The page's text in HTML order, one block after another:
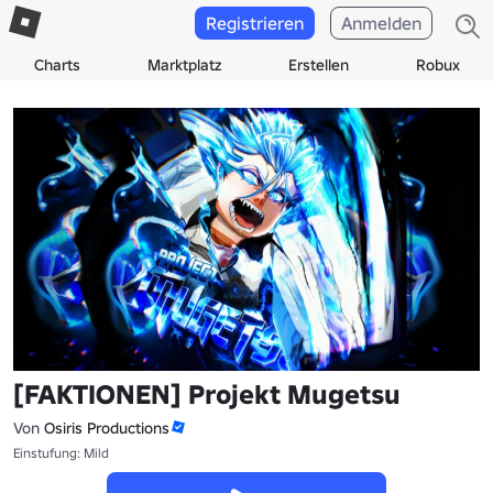
Charts Marktplatz Erstellen Robux
Registrieren Anmelden
[FAKTIONEN] Projekt Mugetsu
Von Osiris Productions
Einstufung: Mild